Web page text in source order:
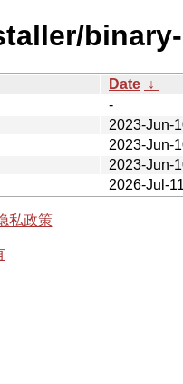
Date ↓
-
2023-Jun-
2023-Jun-
2023-Jun-
2026-Jul-
私政策